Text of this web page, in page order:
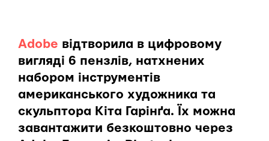
Adobe відтворила в цифровому
вигляді 6 пензлів, натхнених
набором інструментів
американського художника та
скульптора Кіта Гарінґа. Їх можна
завантажити безкоштовно через